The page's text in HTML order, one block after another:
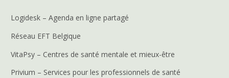
Logidesk – Agenda en ligne partagé
Réseau EFT Belgique
VitaPsy – Centres de santé mentale et mieux-être
Privium – Services pour les professionnels de santé